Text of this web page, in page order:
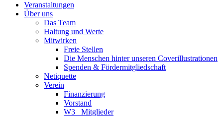
Veranstaltungen
Über uns
Das Team
Haltung und Werte
Mitwirken
Freie Stellen
Die Menschen hinter unseren Coverillustrationen
Spenden & Fördermitgliedschaft
Netiquette
Verein
Finanzierung
Vorstand
W3_ Mitglieder